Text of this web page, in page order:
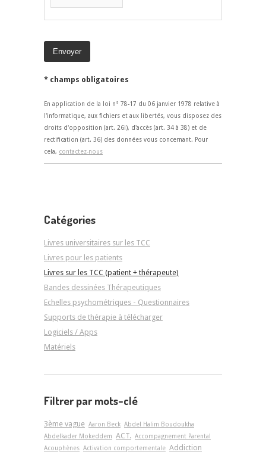
* champs obligatoires
En application de la loi n° 78-17 du 06 janvier 1978 relative à
l'informatique, aux fichiers et aux libertés, vous disposez des
droits d'opposition (art. 26i), d'accès (art. 34 à 38) et de
rectification (art. 36) des données vous concernant. Pour
cela, contactez-nous
Catégories
Livres universitaires sur les TCC
Livres pour les patients
Livres sur les TCC (patient + thérapeute)
Bandes dessinées Thérapeutiques
Echelles psychométriques - Questionnaires
Supports de thérapie à télécharger
Logiciels / Apps
Matériels
Filtrer par mots-clé
3ème vague Aaron Beck Abdel Halim Boudoukha
Abdelkader Mokeddem ACT. Accompagnement Parental
Acouphènes Activation comportementale Addiction